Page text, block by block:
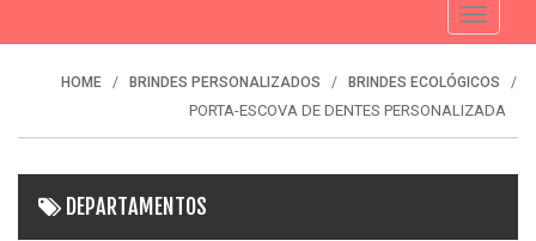
Toggle
HOME BRINDES PERSONALIZADOS BRINDES ECOLÓGICOS
PORTA-ESCOVA DE DENTES PERSONALIZADA
DEPARTAMENTOS